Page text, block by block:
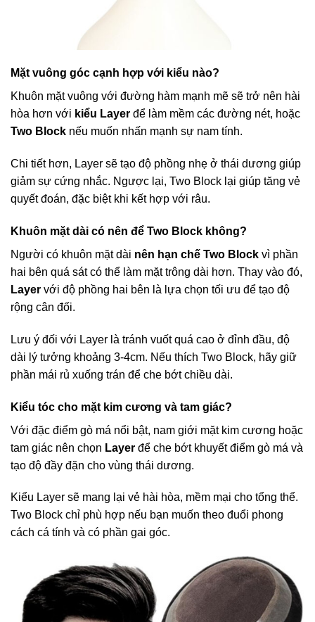
Mặt vuông góc cạnh hợp với kiểu nào?
Khuôn mặt vuông với đường hàm mạnh mẽ sẽ trở nên hài
hòa hơn với kiểu Layer để làm mềm các đường nét, hoặc
Two Block nếu muốn nhấn mạnh sự nam tính.
Chi tiết hơn, Layer sẽ tạo độ phồng nhẹ ở thái dương giúp
giảm sự cứng nhắc. Ngược lại, Two Block lại giúp tăng vẻ
quyết đoán, đặc biệt khi kết hợp với râu.
Khuôn mặt dài có nên để Two Block không?
Người có khuôn mặt dài nên hạn chế Two Block vì phần
hai bên quá sát có thể làm mặt trông dài hơn. Thay vào đó,
Layer với độ phồng hai bên là lựa chọn tối ưu để tạo độ
rộng cân đối.
Lưu ý đối với Layer là tránh vuốt quá cao ở đỉnh đầu, độ
dài lý tưởng khoảng 3-4cm. Nếu thích Two Block, hãy giữ
phần mái rủ xuống trán để che bớt chiều dài.
Kiểu tóc cho mặt kim cương và tam giác?
Với đặc điểm gò má nổi bật, nam giới mặt kim cương hoặc
tam giác nên chọn Layer để che bớt khuyết điểm gò má và
tạo độ đầy đặn cho vùng thái dương.
Kiểu Layer sẽ mang lại vẻ hài hòa, mềm mại cho tổng thể.
Two Block chỉ phù hợp nếu bạn muốn theo đuổi phong
cách cá tính và có phần gai góc.